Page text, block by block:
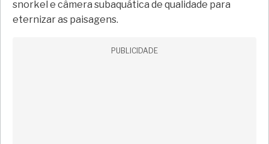
snorkel e câmera subaquática de qualidade para
eternizar as paisagens.
PUBLICIDADE